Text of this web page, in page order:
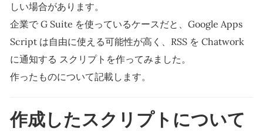
しい場合があります。
企業で G Suite を使っているケースだと、Google Apps
Script は自由に使える可能性が高く、RSS を Chatwork
に通知する スクリプトを作ってみました。
作ったものについて記載します。
作成したスクリプトについて